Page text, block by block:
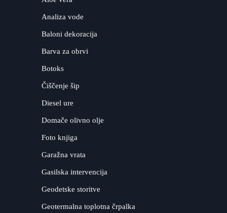
Analiza vode
Baloni dekoracija
Barva za obrvi
Botoks
Čiščenje šip
Diesel ure
Domače olivno olje
Foto knjiga
Garažna vrata
Gasilska intervencija
Geodetske storitve
Geotermalna toplotna črpalka